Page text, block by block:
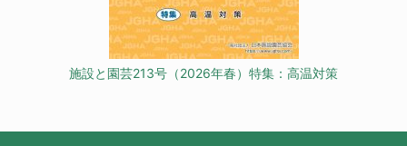
施設と園芸213号（2026年春）特集：高温対策